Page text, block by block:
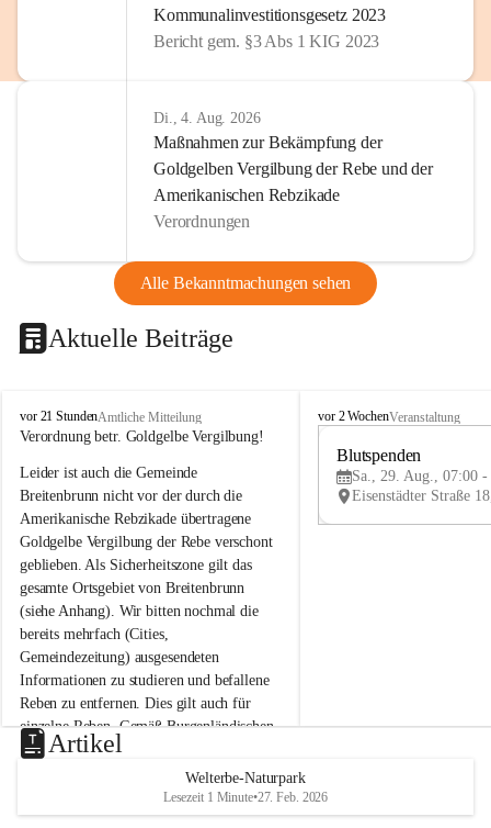
Kommunalinvestitionsgesetz 2023
Bericht gem. §3 Abs 1 KIG 2023
Di., 4. Aug. 2026
Maßnahmen zur Bekämpfung der
Goldgelben Vergilbung der Rebe und der
Amerikanischen Rebzikade
Verordnungen
Alle Bekanntmachungen sehen
Aktuelle Beiträge
B
r
i
t
e
n
b
r
u
n
n
a
m
N
e
u
s
d
vor 21 StundenAmtliche Mitteilung
Verordnung betr. Goldgelbe Vergilbung!
Leider ist auch die Gemeinde
Breitenbrunn nicht vor der durch die
Amerikanische Rebzikade übertragene
Goldgelbe Vergilbung der Rebe verschont
geblieben. Als Sicherheitszone gilt das
gesamte Ortsgebiet von Breitenbrunn
(siehe Anhang). Wir bitten nochmal die
bereits mehrfach (Cities,
Gemeindezeitung) ausgesendeten
Informationen zu studieren und befallene
Reben zu entfernen. Dies gilt auch für
einzelne Reben. Gemäß Burgenländischen
Weinbaugesetz sind nicht gepflegte oder
unzulässige Weingärten zu roden! Bitte
helfen wir zusammen um unsere Winzer
vor den prognostizierten Ernteausfällen
B
e
u
e
d
vor 2 WochenVeranstaltung
Blutspenden
Sa., 29. Aug., 07:00 -
Artikel
Welterbe-Naturpark
Lesezeit 1 Minute•27. Feb. 2026